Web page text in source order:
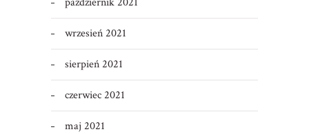
wrzesień 2021
sierpień 2021
czerwiec 2021
maj 2021